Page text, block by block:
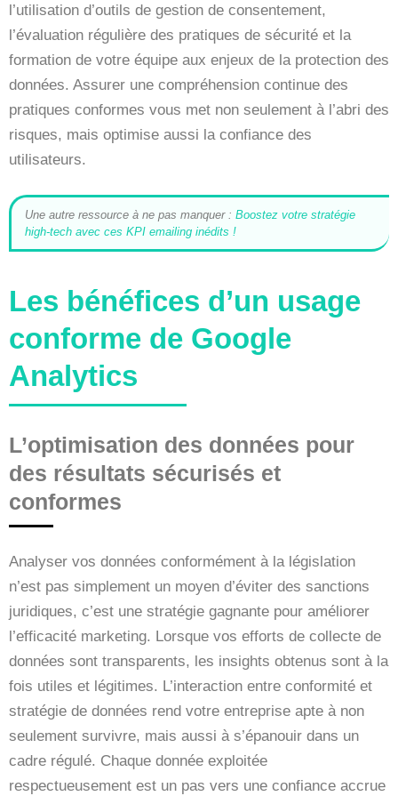
l’utilisation d’outils de gestion de consentement,
l’évaluation régulière des pratiques de sécurité et la
formation de votre équipe aux enjeux de la protection des
données. Assurer une compréhension continue des
pratiques conformes vous met non seulement à l’abri des
risques, mais optimise aussi la confiance des
utilisateurs.
Une autre ressource à ne pas manquer : Boostez votre stratégie
high-tech avec ces KPI emailing inédits !
Les bénéfices d’un usage
conforme de Google
Analytics
L’optimisation des données pour
des résultats sécurisés et
conformes
Analyser vos données conformément à la législation
n’est pas simplement un moyen d’éviter des sanctions
juridiques, c’est une stratégie gagnante pour améliorer
l’efficacité marketing. Lorsque vos efforts de collecte de
données sont transparents, les insights obtenus sont à la
fois utiles et légitimes. L’interaction entre conformité et
stratégie de données rend votre entreprise apte à non
seulement survivre, mais aussi à s’épanouir dans un
cadre régulé. Chaque donnée exploitée
respectueusement est un pas vers une confiance accrue